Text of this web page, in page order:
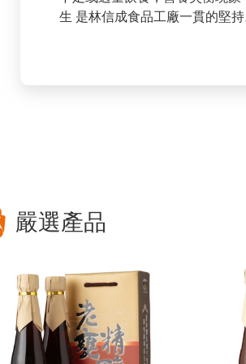
生 是林信成食品工廠一貫的堅
嚴選產品